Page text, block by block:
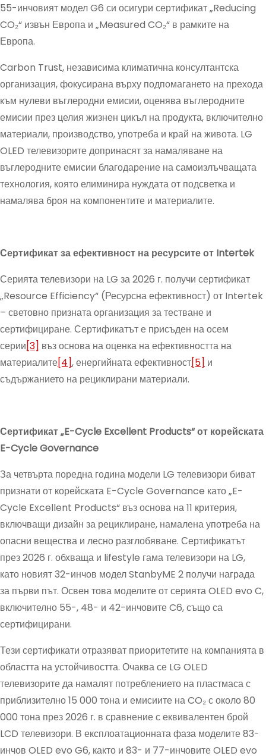
55-инчовият модел G6 си осигури сертификат „Reducing
CO₂“ извън Европа и „Measured CO₂“ в рамките на
Европа.
Carbon Trust, независима климатична консултантска
организация, фокусирана върху подпомагането на прехода
към нулеви въглеродни емисии, оценява въглеродните
емисии през целия жизнен цикъл на продукта, включително
материали, производство, употреба и край на живота. LG
OLED телевизорите допринасят за намаляване на
въглеродните емисии благодарение на самоизлъчващата
технология, която елиминира нуждата от подсветка и
намалява броя на компонентите и материалите.
Сертификат за ефективност на ресурсите от Intertek
Серията телевизори на LG за 2026 г. получи сертификат
„Resource Efficiency“ (Ресурсна ефективност) от Intertek
– световно призната организация за тестване и
сертифициране. Сертификатът е присъден на осем
серии[3] въз основа на оценка на ефективността на
материалите[4], енергийната ефективност[5] и
съдържанието на рециклирани материали.
Сертификат „E-Cycle Excellent Products“ от корейската
E-Cycle Governance
За четвърта поредна година модели LG телевизори биват
признати от корейската E-Cycle Governance като „E-
Cycle Excellent Products“ въз основа на 11 критерия,
включващи дизайн за рециклиране, намалена употреба на
опасни вещества и лесно разглобяване. Сертификатът
през 2026 г. обхваща и lifestyle гама телевизори на LG,
като новият 32-инчов модел StanbyME 2 получи награда
за първи път. Освен това моделите от серията OLED evo C,
включително 55-, 48- и 42-инчовите C6, също са
сертифицирани.
Тези сертификати отразяват приоритетите на компанията в
областта на устойчивостта. Очаква се LG OLED
телевизорите да намалят потреблението на пластмаса с
приблизително 15 000 тона и емисиите на CO₂ с около 80
000 тона през 2026 г. в сравнение с еквивалентен брой
LCD телевизори. В експлоатационната фаза моделите 83-
инчов OLED evo G6, както и 83- и 77-инчовите OLED evo